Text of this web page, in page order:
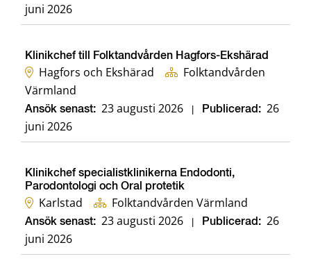
juni 2026
Klinikchef till Folktandvården Hagfors-Ekshärad
Hagfors och Ekshärad
Folktandvården
Värmland
Ansök senast: 23 augusti 2026 Publicerad: 26
juni 2026
Klinikchef specialistklinikerna Endodonti,
Parodontologi och Oral protetik
Karlstad Folktandvården Värmland
Ansök senast: 23 augusti 2026 Publicerad: 26
juni 2026